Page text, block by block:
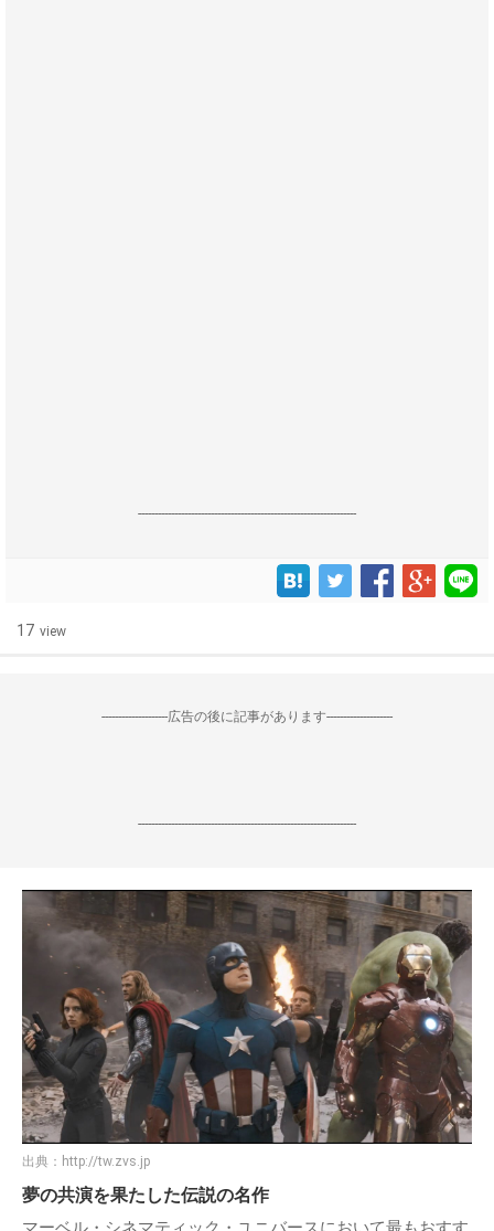
------------------------------------------------------------------
17 view
--------------------広告の後に記事があります--------------------
------------------------------------------------------------------
出典： http://tw.zvs.jp
夢の共演を果たした伝説の名作